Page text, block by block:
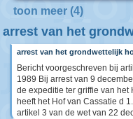
toon meer (4)
arrest van het
arrest van het grondwettelijk
Bericht voorgeschreven bij
1989 Bij arrest van 9
de expeditie ter griffie van
heeft het Hof van Cassatie d
artikel 3 van de wet van 22